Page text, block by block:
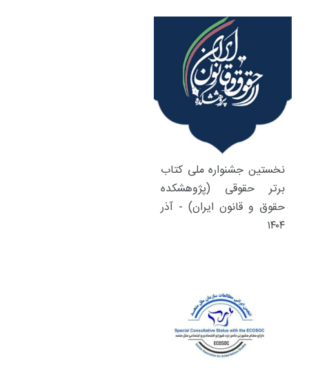
نخستین جشنواره ملی کتاب
برتر حقوقی (پژوهشکده
حقوق و قانون ایران) - آذر
۱۴۰۴